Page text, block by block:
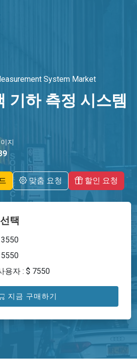
System Market
기하 측정 시스템
지
맞춤 요청 할인 요청
택
용자 : $ 7550
지금 구매하기